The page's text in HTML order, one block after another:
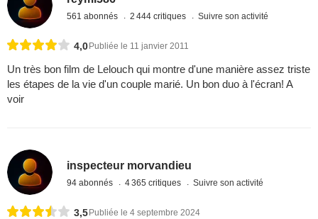
561 abonnés 2 444 critiques Suivre son activité
4,0Publiée le 11 janvier 2011
Un très bon film de Lelouch qui montre d'une manière assez triste
les étapes de la vie d'un couple marié. Un bon duo à l'écran! A
voir
inspecteur morvandieu
94 abonnés 4 365 critiques Suivre son activité
3,5Publiée le 4 septembre 2024